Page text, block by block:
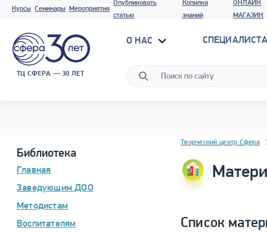
Курсы Семинары Мероприятия
Опубликовать
статью
Копилка
знаний
ОНЛАЙН
МАГАЗИН
ТЦ СФЕРА — 30 ЛЕТ
О НАС
Библиотека
Главная
Заведующим ДОО
Методистам
Воспитателям
Блок новостей
Творческий центр Сфера
Список